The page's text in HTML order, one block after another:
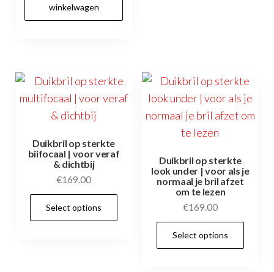
winkelwagen
Duikbril op sterkte
biifocaal | voor veraf
& dichtbij
€169.00
Select options
Duikbril op sterkte
look under | voor als je
normaal je bril afzet
om te lezen
€169.00
Select options